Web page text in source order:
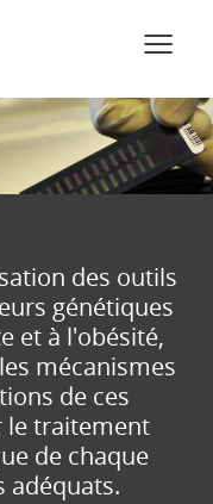
des outils
génétiques
et à l'obésité,
mécanismes
de ces
le traitement
de chaque
adéquats.